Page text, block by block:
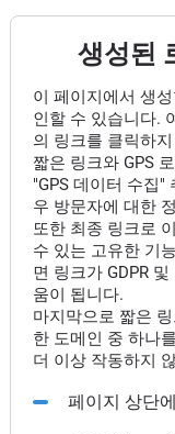
생성된
이 페이지에서 생
인할 수 있습니다.
의 링크를 클릭하
짧은 링크와 GPS
"GPS 데이터 수집"
우 방문자에 대한
또한 최종 링크로
수 있는 고유한 기
면 링크가 GDPR
움이 됩니다.
마지막으로 짧은
한 도메인 중 하나
더 이상 작동하지
페이지 상단